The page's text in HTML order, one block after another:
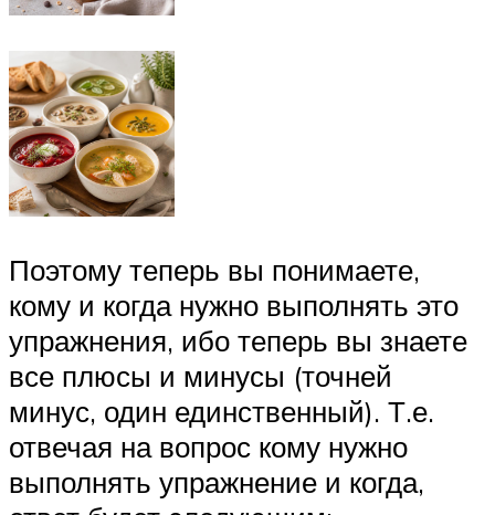
Поэтому теперь вы понимаете,
кому и когда нужно выполнять это
упражнения, ибо теперь вы знаете
все плюсы и минусы (точней
минус, один единственный). Т.е.
отвечая на вопрос кому нужно
выполнять упражнение и когда,